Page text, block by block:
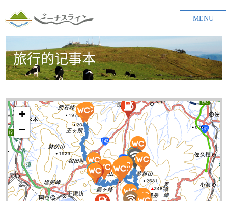
MENU
旅行的记事本
+
−